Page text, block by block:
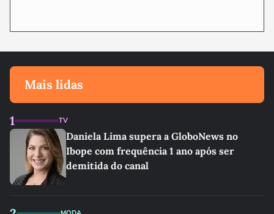
Mais lidas
1 TV
Daniela Lima supera a GloboNews no
Ibope com frequência 1 ano após ser
demitida do canal